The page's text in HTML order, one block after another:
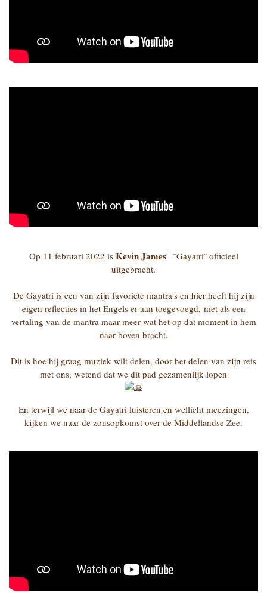
Op 11 februari 2022 is Kevin James' ¨Gayatri¨ officieel
uitgebracht.
De Gayatri is een van zijn favoriete mantra's en hier heeft hij zijn
eigen reflecties in het Engels er aan toegevoegd, niet als een
vertaling van de mantra maar meer wat het op dat moment in hem
naar boven bracht.
Dit is hoe hij graag muziek wilt delen, door het delen van zijn reis
met ons, wetend dat we dit pad gezamenlijk lopen
En terwijl we naar de Gayatri luisteren en wellicht meezingen,
kijken we naar de zonsopkomst over de Middellandse Zee.